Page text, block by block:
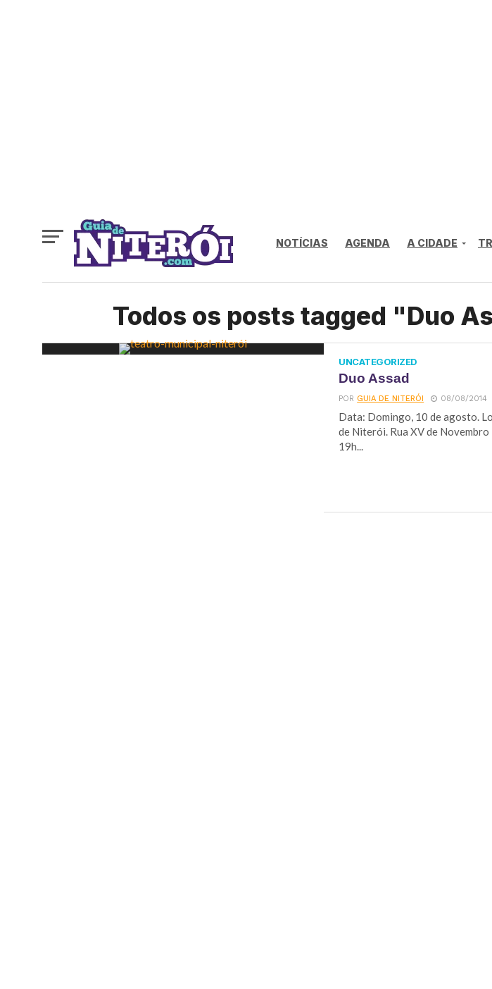
NOTÍCIAS AGENDA A CIDADE
Todos os posts tagged "Duo
UNCATEGORIZED
Duo Assad
PORGUIA DE NITERÓI 08/08/2014
Data: Domingo, 10 de agosto.
de Niterói. Rua XV de
19h...